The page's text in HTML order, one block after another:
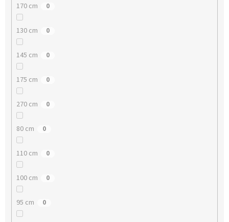
170 cm 0
130 cm 0
145 cm 0
175 cm 0
270 cm 0
80 cm 0
110 cm 0
100 cm 0
95 cm 0